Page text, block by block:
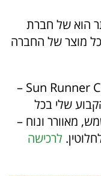
הוא של חברת
מוצר של החברה
Sun Runner Cap –
שלי בכל
מאוורר ונוח –
לרכישה